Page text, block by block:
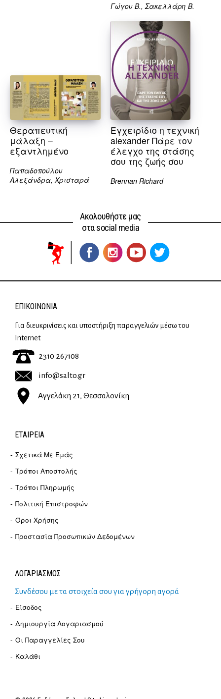
Γώγου Β., Σακελλάρη Β.
Θεραπευτική
μάλαξη –
εξαντλημένο
Παπαδοπούλου
Αλεξάνδρα, Χρισταρά
Εγχειρίδιο η τεχνική
alexander Πάρε τον
έλεγχο της στάσης
σου της ζωής σου
Brennan Richard
Ακολουθήστε μας
στα social media
ΕΠΙΚΟΙΝΩΝΊΑ
Για διευκρινίσεις και υποστήριξη παραγγελιών μέσω του
Internet
2310 267108
info@salto.gr
Αγγελάκη 21, Θεσσαλονίκη
ΕΤΑΙΡΕΊΑ
Σχετικά Με Εμάς
Τρόποι Αποστολής
Τρόποι Πληρωμής
Πολιτική Επιστροφών
Όροι Χρήσης
Προστασία Προσωπικών Δεδομένων
ΛΟΓΑΡΙΑΣΜΟΣ
Συνδέσου με τα στοιχεία σου για γρήγορη αγορά
Είσοδος
Δημιουργία Λογαριασμού
Οι Παραγγελίες Σου
Καλάθι